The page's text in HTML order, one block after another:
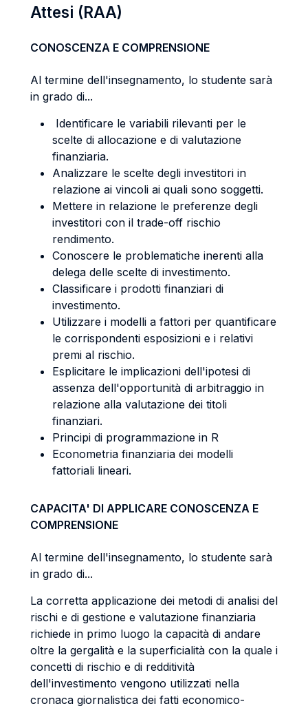
Attesi (RAA)
CONOSCENZA E COMPRENSIONE
Al termine dell'insegnamento, lo studente sarà
in grado di...
Identificare le variabili rilevanti per le
scelte di allocazione e di valutazione
finanziaria.
Analizzare le scelte degli investitori in
relazione ai vincoli ai quali sono soggetti.
Mettere in relazione le preferenze degli
investitori con il trade-off rischio
rendimento.
Conoscere le problematiche inerenti alla
delega delle scelte di investimento.
Classificare i prodotti finanziari di
investimento.
Utilizzare i modelli a fattori per quantificare
le corrispondenti esposizioni e i relativi
premi al rischio.
Esplicitare le implicazioni dell'ipotesi di
assenza dell'opportunità di arbitraggio in
relazione alla valutazione dei titoli
finanziari.
Principi di programmazione in R
Econometria finanziaria dei modelli
fattoriali lineari.
CAPACITA' DI APPLICARE CONOSCENZA E
COMPRENSIONE
Al termine dell'insegnamento, lo studente sarà
in grado di...
La corretta applicazione dei metodi di analisi del
rischi e di gestione e valutazione finanziaria
richiede in primo luogo la capacità di andare
oltre la gergalità e la superficialità con la quale i
concetti di rischio e di redditività
dell'investimento vengono utilizzati nella
cronaca giornalistica dei fatti economico-